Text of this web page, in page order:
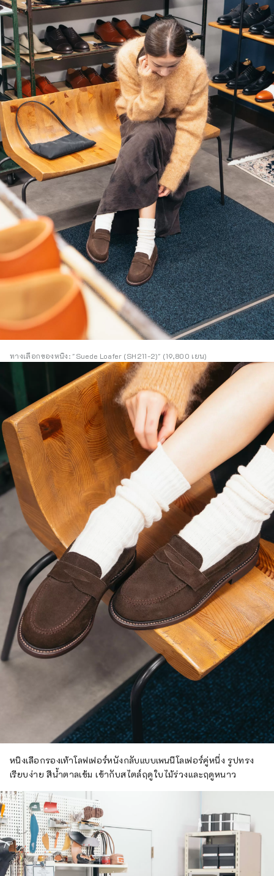
ทางเลือกของหนิง: "Suede Loafer (SH211-2)" (19,800 เยน)
หนิงเลือกรองเท้าโลฟเฟอร์หนังกลับแบบเพนนีโลเฟอร์คู่หนึ่ง รูปทรง
เรียบง่าย สีน้ำตาลเข้ม เข้ากับสไตล์ฤดูใบไม้ร่วงและฤดูหนาว